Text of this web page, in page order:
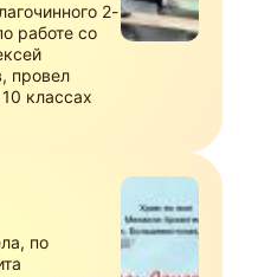
2-
работе со
провел
классах
по